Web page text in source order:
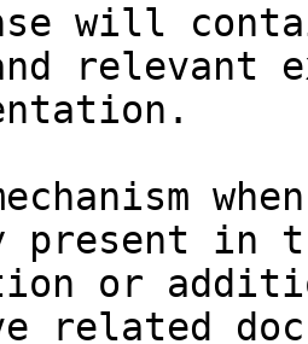
will
relevant
in
or